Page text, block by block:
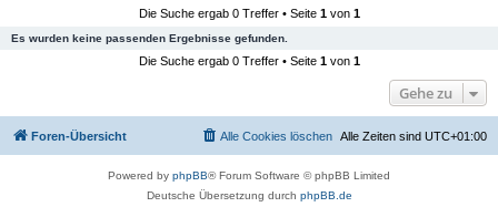
Die Suche ergab 0 Treffer • Seite 1von 1
Es wurden keine passenden Ergebnisse gefunden.
Die Suche ergab 0 Treffer • Seite 1von 1
Gehe zu
Foren-Übersicht Alle Zeiten sind UTC+01:00
Alle Cookies löschen
Powered by phpBB® Forum Software © phpBB Limited
Deutsche Übersetzung durch phpBB.de